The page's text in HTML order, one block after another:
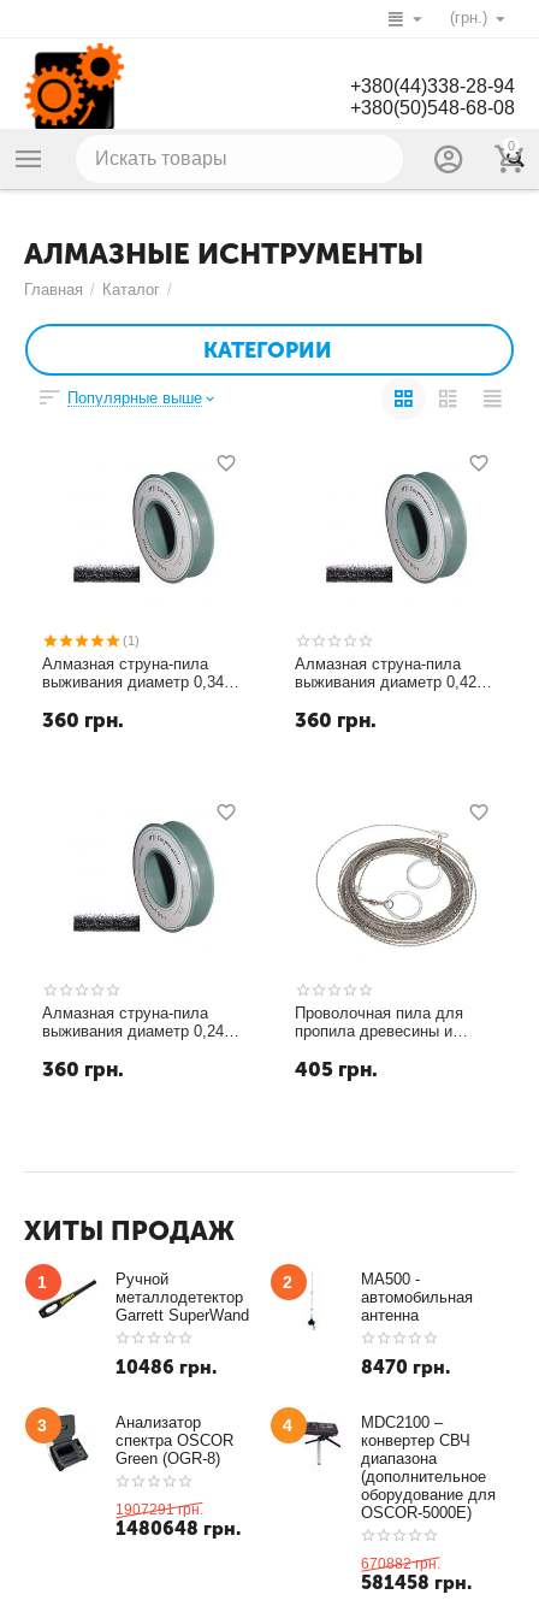
(грн.)
+380(44)338-28-94
+380(50)548-68-08
0
АЛМАЗНЫЕ ИСНТРУМЕНТЫ
Главная / Каталог /
КАТЕГОРИИ
Популярные выше
(1)
Алмазная струна-пила
выживания диаметр 0,34
360 грн.
Алмазная струна-пила
выживания диаметр 0,42
360 грн.
Алмазная струна-пила
выживания диаметр 0,24
360 грн.
Проволочная пила для
пропила древесины и
диаметр 3мм длина от 1
405 грн.
ХИТЫ ПРОДАЖ
1
Ручной
металлодетектор
Garrett SuperWand
10486 грн.
2
MA500 -
автомобильная
антенна
8470 грн.
3
Анализатор
спектра OSCOR
Green (OGR-8)
1907291 грн.
1480648 грн.
4
MDC2100 –
конвертер СВЧ
диапазона
(дополнительное
оборудование для
OSCOR-5000E)
670882 грн.
581458 грн.